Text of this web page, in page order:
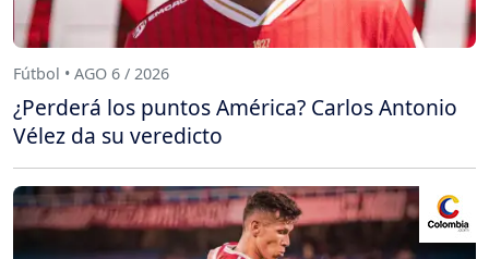
Fútbol • AGO 6 / 2026
¿Perderá los puntos América? Carlos Antonio
Vélez da su veredicto